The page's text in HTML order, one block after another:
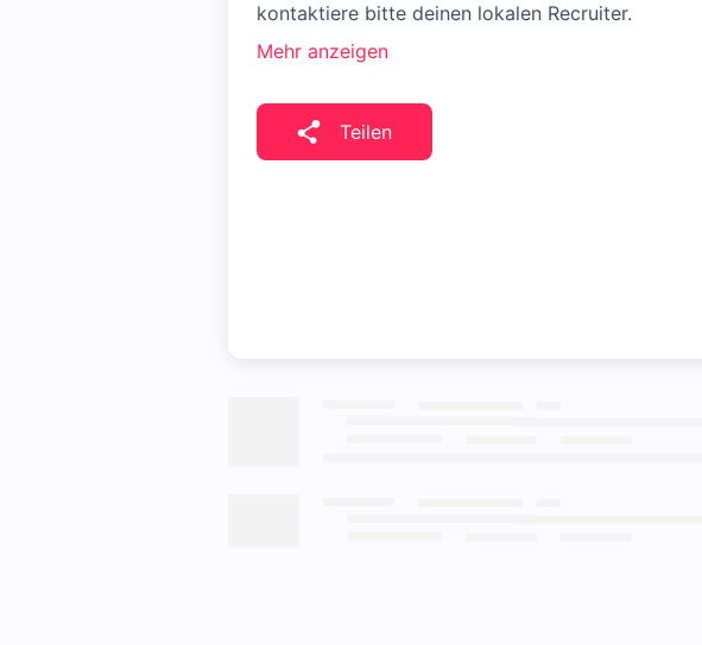
kontaktiere bitte deinen lokalen Recruiter.
Mehr anzeigen
Teilen